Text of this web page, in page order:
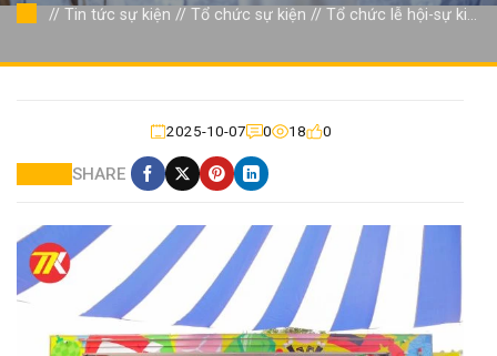
// Tin tức sự kiện // Tổ chức sự kiện // Tổ chức lễ hội-sự kiện
2025-10-07 0 18 0
SHARE